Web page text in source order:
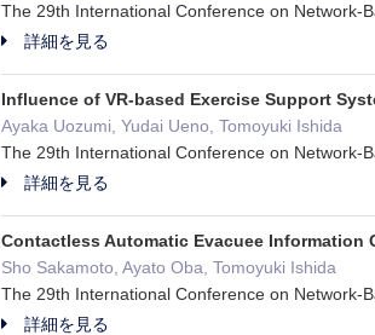
The 29th International Conference on
詳細を見る
Influence of VR-based Exercise Support
Ayaka Uozumi, Yudai Ueno, Tomoyuki Ishida
The 29th International Conference on
詳細を見る
Contactless Automatic Evacuee Information
Sho Sakamoto, Ayato Oba, Tomoyuki Ishida
The 29th International Conference on
詳細を見る